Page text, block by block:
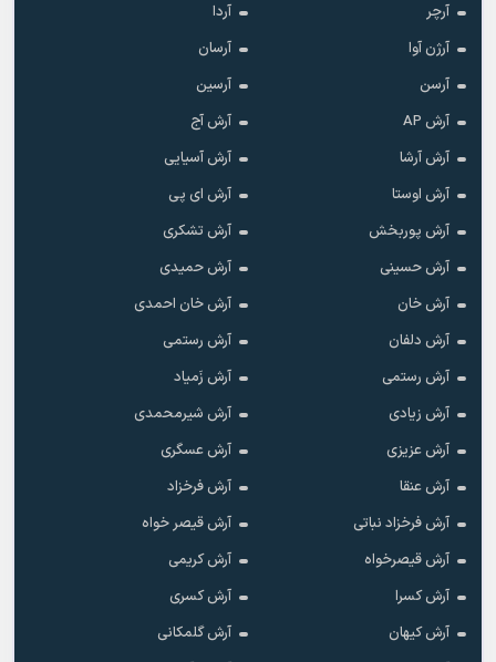
آرچر
آردا
آرژن آوا
آرسان
آرسن
آرسین
آرش AP
آرش آج
آرش آرشا
آرش آسیایی
آرش اوستا
آرش ای پی
آرش پوربخش
آرش تشکری
آرش حسینی
آرش حمیدی
آرش خان
آرش خان احمدی
آرش دلفان
آرش رستمى
آرش رستمی
آرش زَمیاد
آرش زیادی
آرش شیرمحمدی
آرش عزیزی
آرش عسگری
آرش عنقا
آرش فرخزاد
آرش فرخزاد نباتی
آرش قیصر خواه
آرش قیصرخواه
آرش کریمی
آرش کسرا
آرش کسری
آرش کیهان
آرش گلمکانی